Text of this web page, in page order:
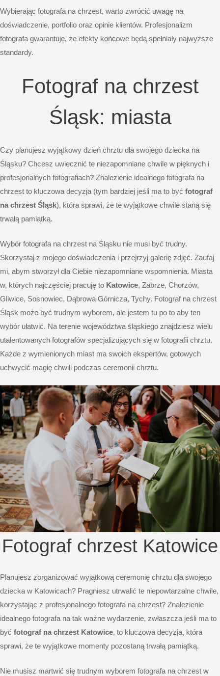
Wybierając fotografa na chrzest, warto zwrócić uwagę na
doświadczenie, portfolio oraz opinie klientów. Profesjonalizm
fotografa gwarantuje, że efekty końcowe będą spełniały najwyższe
standardy.
Fotograf na chrzest
Śląsk: miasta
Czy planujesz wyjątkowy dzień chrztu dla swojego dziecka na
Śląsku? Chcesz uwiecznić te niezapomniane chwile w pięknych i
profesjonalnych fotografiach? Znalezienie idealnego fotografa na
chrzest to kluczowa decyzja (tym bardziej jeśli ma to być fotograf
na chrzest Śląsk), która sprawi, że te wyjątkowe chwile staną się
trwałą pamiątką.
Wybór fotografa na chrzest na Śląsku nie musi być trudny.
Skorzystaj z mojego doświadczenia i przejrzyj galerię zdjęć. Zaufaj
mi, abym stworzył dla Ciebie niezapomniane wspomnienia. Miasta
w, których najczęściej pracuję to Katowice, Zabrze, Chorzów,
Gliwice, Sosnowiec, Dąbrowa Górnicza, Tychy. Fotograf na chrzest
Śląsk może być trudnym wyborem, ale jestem tu po to aby ten
wybór ułatwić. Na terenie województwa śląskiego znajdziesz wielu
utalentowanych fotografów specjalizujących się w fotografii chrztu.
Każde z wymienionych miast ma swoich ekspertów, gotowych
uchwycić magię chwili podczas ceremonii chrztu.
Fotograf chrzest Katowice
Planujesz zorganizować wyjątkową ceremonię chrztu dla swojego
dziecka w Katowicach? Pragniesz utrwalić te niepowtarzalne chwile,
korzystając z profesjonalnego fotografa na chrzest? Znalezienie
idealnego fotografa na tak ważne wydarzenie, zwłaszcza jeśli ma to
być fotograf na chrzest Katowice, to kluczowa decyzja, która
sprawi, że te wyjątkowe momenty pozostaną trwałą pamiątką.
Nie musisz martwić się trudnym wyborem fotografa na chrzest w